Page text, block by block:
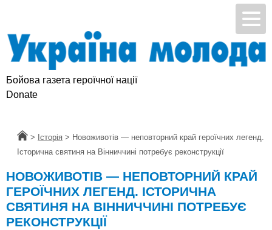
Бойова газета героїчної нації
Підтримай УМ
Головна
> Історія > Новоживотів — неповторний край героїчних легенд.
Історична святиня на Вінниччині потребує реконструкції
НОВОЖИВОТІВ — НЕПОВТОРНИЙ КРАЙ
ГЕРОЇЧНИХ ЛЕГЕНД. ІСТОРИЧНА
СВЯТИНЯ НА ВІННИЧЧИНІ ПОТРЕБУЄ
РЕКОНСТРУКЦІЇ